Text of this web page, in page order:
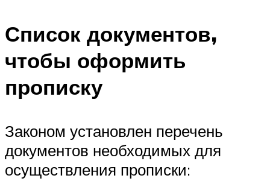
Список документов,
чтобы оформить
прописку
Законом установлен перечень
документов необходимых для
осуществления прописки: